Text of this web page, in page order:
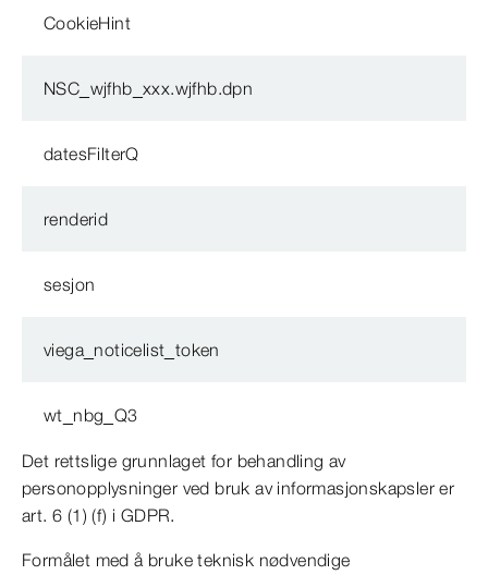
CookieHint
NSC_wjfhb_xxx.wjfhb.dpn
datesFilterQ
renderid
sesjon
viega_noticelist_token
wt_nbg_Q3
Det rettslige grunnlaget for behandling av
personopplysninger ved bruk av informasjonskapsler er
art. 6 (1) (f) i GDPR.
Formålet med å bruke teknisk nødvendige